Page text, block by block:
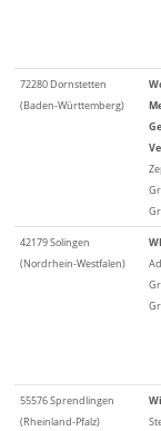
72280 Dornstetten
(Baden-Württemberg)
42179 Solingen
(Nordrhein-Westfalen)
55576 Sprendlingen
(Rheinland-Pfalz)